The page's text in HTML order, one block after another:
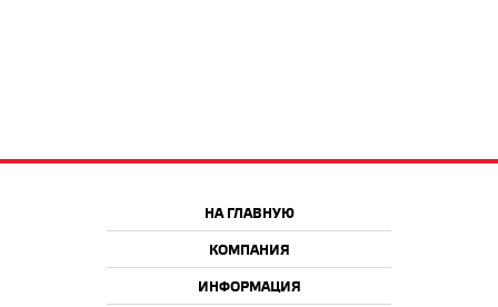
НА ГЛАВНУЮ
КОМПАНИЯ
ИНФОРМАЦИЯ